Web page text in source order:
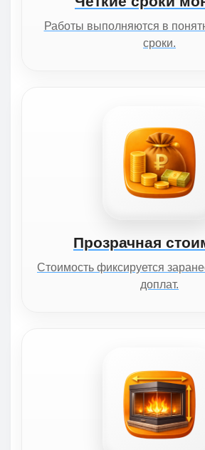
Работы выполняются в
сроки.
Прозрачная
Стоимость фиксируется
доплат.